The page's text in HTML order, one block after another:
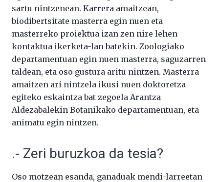
sartu nintzenean. Karrera amaitzean,
biodibertsitate masterra egin nuen eta
masterreko proiektua izan zen nire lehen
kontaktua ikerketa-lan batekin. Zoologiako
departamentuan egin nuen masterra, saguzarren
taldean, eta oso gustura aritu nintzen. Masterra
amaitzen ari nintzela ikusi nuen doktoretza
egiteko eskaintza bat zegoela Arantza
Aldezabalekin Botanikako departamentuan, eta
animatu egin nintzen.
.- Zeri buruzkoa da tesia?
Oso motzean esanda, ganaduak mendi-larreetan